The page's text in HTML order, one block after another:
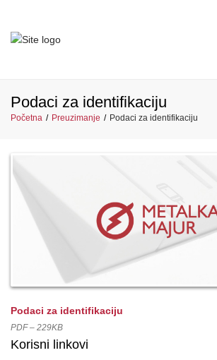
Podaci za identifikaciju
Početna Preuzimanje Podaci za identifikaciju
Podaci za identifikaciju
PDF – 229KB
Korisni linkovi